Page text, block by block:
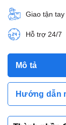
Giao tận
Hỗ trợ 24/7
Mô tả
Hướng dẫn